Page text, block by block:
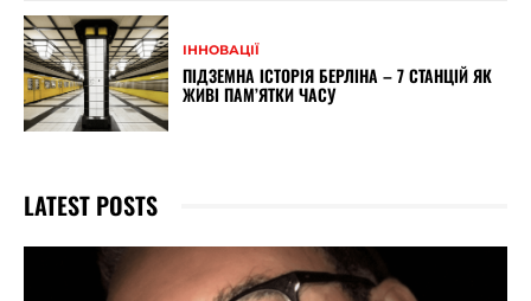
ІННОВАЦІЇ
ПІДЗЕМНА ІСТОРІЯ БЕРЛІНА – 7 СТАНЦІЙ ЯК
ЖИВІ ПАМ’ЯТКИ ЧАСУ
LATEST POSTS